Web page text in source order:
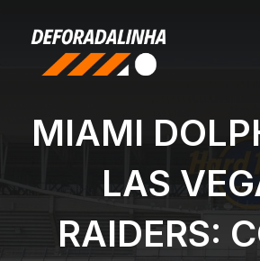
conteúdo
MIAMI
LAS
RAIDERS: